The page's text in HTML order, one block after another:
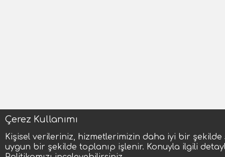
Çerez Kullanımı
Kişisel verileriniz, hizmetlerimizin daha iyi bir şekilde
uygun bir şekilde toplanıp işlenir. Konuyla ilgili